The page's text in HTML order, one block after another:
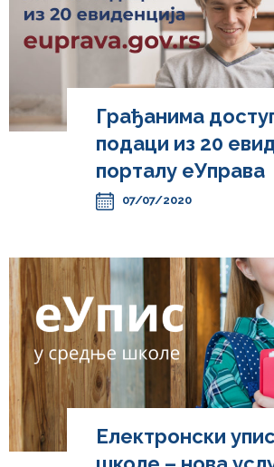
Грађанима
подаци из 20
порталу еУправа
07/07/2020
Електронски